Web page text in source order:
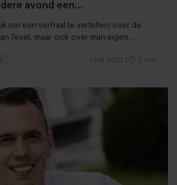
avond een
om een verhaal te vertellen: over de
Texel, maar ook over mijn eigen
4 juli 2022 2 min